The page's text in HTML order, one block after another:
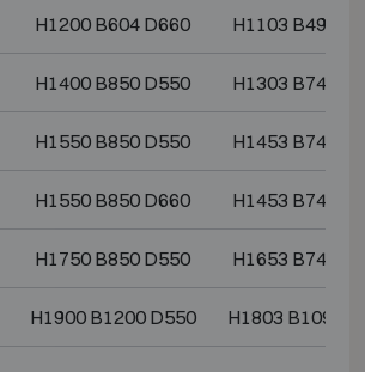
H1200 B604 D660 H1103 B499
H1400 B850 D550 H1303 B745
H1550 B850 D550 H1453 B745
H1550 B850 D660 H1453 B745
H1750 B850 D550 H1653 B745
H1900 B1200 D550 H1803 B1095